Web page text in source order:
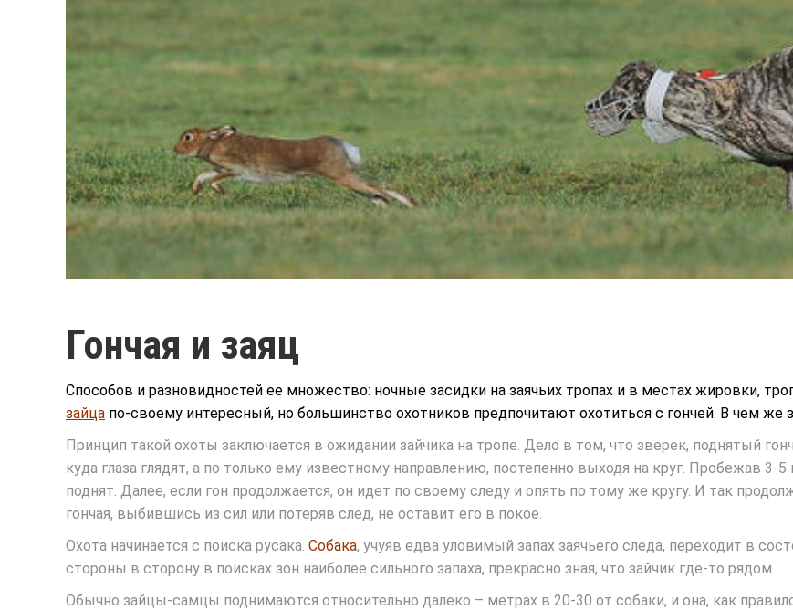
Гончая и заяц
Способов и разновидностей ее множество: ночные засидки на заячьих тропах и в местах жировки,
зайца по-своему интересный, но большинство охотников предпочитают охотиться с гончей. В чем же
Принцип такой охоты заключается в ожидании зайчика на тропе. Дело в том, что зверек, поднятый
куда глаза глядят, а по только ему известному направлению, постепенно выходя на круг. Пробежав
поднят. Далее, если гон продолжается, он идет по своему следу и опять по тому же кругу. И так
гончая, выбившись из сил или потеряв след, не оставит его в покое.
Охота начинается с поиска русака. Собака, учуяв едва уловимый запах заячьего следа, переходит в
стороны в сторону в поисках зон наиболее сильного запаха, прекрасно зная, что зайчик где-то рядом.
Обычно зайцы-самцы поднимаются относительно далеко – метрах в 20-30 от собаки, и она, как